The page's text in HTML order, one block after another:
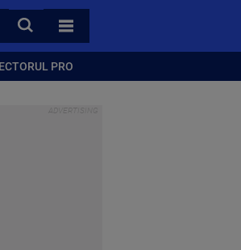
CAUTA
TOATE CATEGORIILE
PRO